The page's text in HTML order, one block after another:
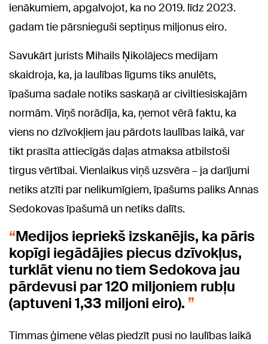
ienākumiem, apgalvojot, ka no 2019. līdz 2023.
gadam tie pārsnieguši septiņus miljonus eiro.
Savukārt jurists Mihails Ņikolājecs medijam
skaidroja, ka, ja laulības līgums tiks anulēts,
īpašuma sadale notiks saskaņā ar civiltiesiskajām
normām. Viņš norādīja, ka, ņemot vērā faktu, ka
viens no dzīvokļiem jau pārdots laulības laikā, var
tikt prasīta attiecīgās daļas atmaksa atbilstoši
tirgus vērtībai. Vienlaikus viņš uzsvēra – ja darījumi
netiks atzīti par nelikumīgiem, īpašums paliks Annas
Sedokovas īpašumā un netiks dalīts.
Medijos iepriekš izskanējis, ka pāris
kopīgi iegādājies piecus dzīvokļus,
turklāt vienu no tiem Sedokova jau
pārdevusi par 120 miljoniem rubļu
(aptuveni 1,33 miljoni eiro).
Timmas ģimene vēlas piedzīt pusi no laulības laikā